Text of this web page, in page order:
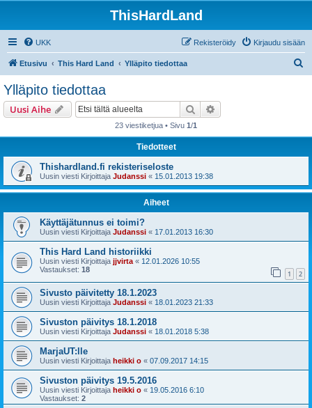
ThisHardLand
UKK Kirjaudu sisään
Rekisteröidy
Etusivu This Hard Land Ylläpito tiedottaa
Ylläpito tiedottaa
Uusi Aihe Etsi
23 viestiketjua • Sivu 1/1
Tiedotteet
Thishardland.fi rekisteriseloste
Uusin viesti Kirjoittaja Judanssi « 15.01.2013 19:38
Aiheet
Käyttäjätunnus ei toimi?
Uusin viesti Kirjoittaja Judanssi « 17.01.2013 16:30
This Hard Land historiikki
Uusin viesti Kirjoittaja jjvirta « 12.01.2026 10:55
Vastaukset: 18 1 2
Sivusto päivitetty 18.1.2023
Uusin viesti Kirjoittaja Judanssi « 18.01.2023 21:33
Sivuston päivitys 18.1.2018
Uusin viesti Kirjoittaja Judanssi « 18.01.2018 5:38
MarjaUT:lle
Uusin viesti Kirjoittaja heikki o « 07.09.2017 14:15
Sivuston päivitys 19.5.2016
Uusin viesti Kirjoittaja heikki o « 19.05.2016 6:10
Vastaukset: 2